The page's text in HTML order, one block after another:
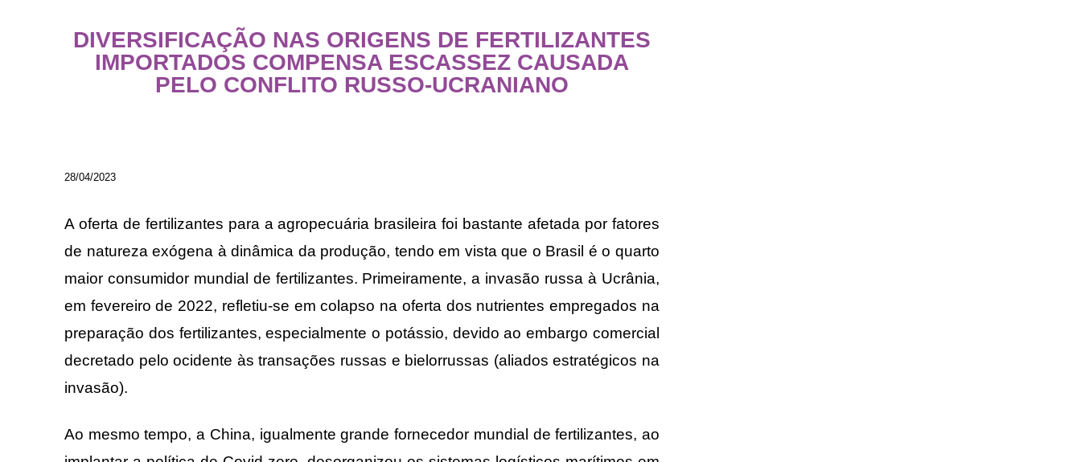
DIVERSIFICAÇÃO NAS ORIGENS DE FERTILIZANTES
IMPORTADOS COMPENSA ESCASSEZ CAUSADA
PELO CONFLITO RUSSO-UCRANIANO
28/04/2023
A oferta de fertilizantes para a agropecuária brasileira foi bastante afetada por fatores
de natureza exógena à dinâmica da produção, tendo em vista que o Brasil é o quarto
maior consumidor mundial de fertilizantes. Primeiramente, a invasão russa à Ucrânia,
em fevereiro de 2022, refletiu-se em colapso na oferta dos nutrientes empregados na
preparação dos fertilizantes, especialmente o potássio, devido ao embargo comercial
decretado pelo ocidente às transações russas e bielorrussas (aliados estratégicos na
invasão).
Ao mesmo tempo, a China, igualmente grande fornecedor mundial de fertilizantes, ao